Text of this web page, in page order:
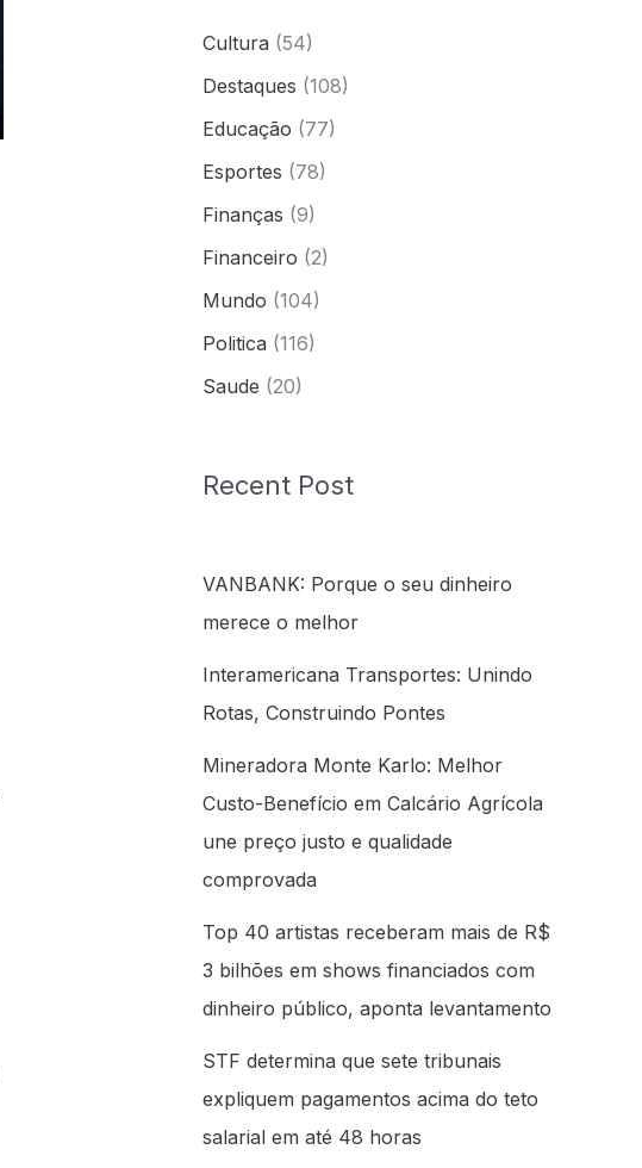
Cultura (54)
Destaques (108)
Educação (77)
Esportes (78)
Finanças (9)
Financeiro (2)
Mundo (104)
Politica (116)
Saude (20)
Recent Post
VANBANK: Porque o seu dinheiro
merece o melhor
Interamericana Transportes: Unindo
Rotas, Construindo Pontes
Mineradora Monte Karlo: Melhor
Custo-Benefício em Calcário Agrícola
une preço justo e qualidade
comprovada
Top 40 artistas receberam mais de R$
3 bilhões em shows financiados com
dinheiro público, aponta levantamento
STF determina que sete tribunais
expliquem pagamentos acima do teto
salarial em até 48 horas